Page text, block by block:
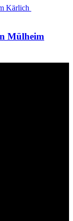
Kärlich
Mülheim